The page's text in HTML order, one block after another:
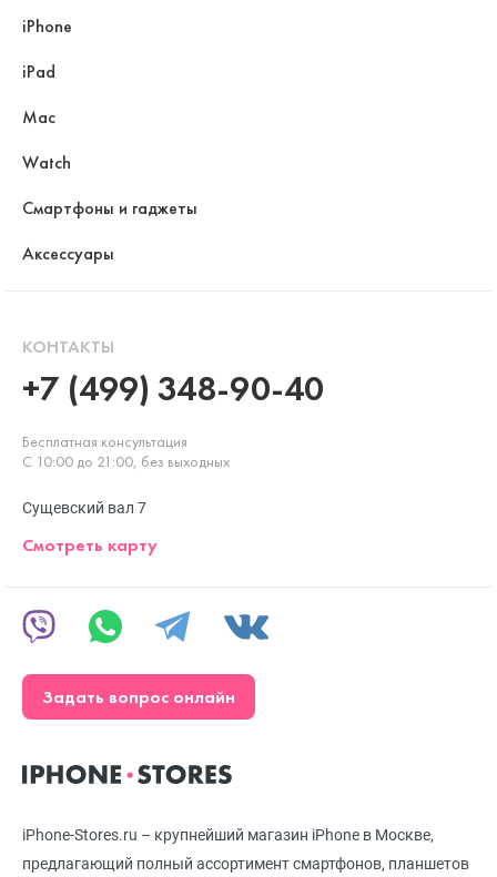
iPhone-Stores.ru – крупнейший магазин iPhone в Москве,
предлагающий полный ассортимент смартфонов, планшетов
iPhone
iPad
Mac
Watch
Смартфоны и гаджеты
Аксессуары
КОНТАКТЫ
+7 (499) 348-90-40
Бесплатная консультация
С 10:00 до 21:00, без выходных
Сущевский вал 7
Смотреть карту
Задать вопрос онлайн